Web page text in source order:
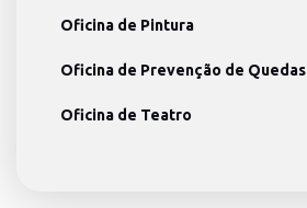
Oficina de Pintura
Oficina de Prevenção de Quedas
Oficina de Teatro